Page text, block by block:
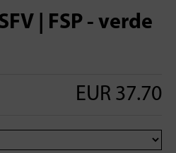
| FSP - verde
EUR 37.70